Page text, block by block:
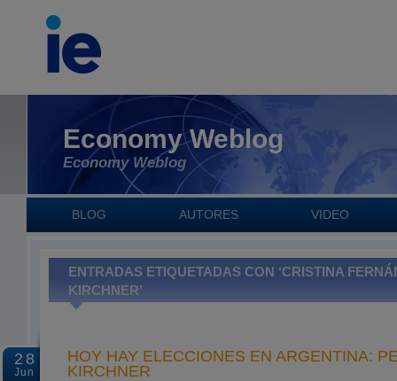
Economy Weblog
Economy Weblog
BLOG AUTORES VIDEO
ENTRADAS ETIQUETADAS CON ‘CRISTINA
KIRCHNER’
28
Jun
HOY HAY ELECCIONES EN ARGENTINA:
KIRCHNER